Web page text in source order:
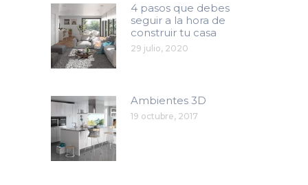
4 pasos que debes
seguir a la hora de
construir tu casa
29 julio, 2020
Ambientes 3D
19 octubre, 2017